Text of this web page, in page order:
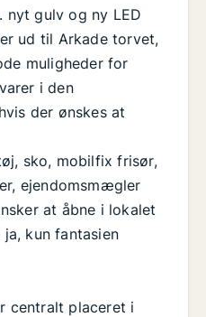
nyt gulv og ny LED
ud til Arkade torvet,
muligheder for
i den
der ønskes at
sko, mobilfix frisør,
ejendomsmægler
at åbne i lokalet
kun fantasien
centralt placeret i